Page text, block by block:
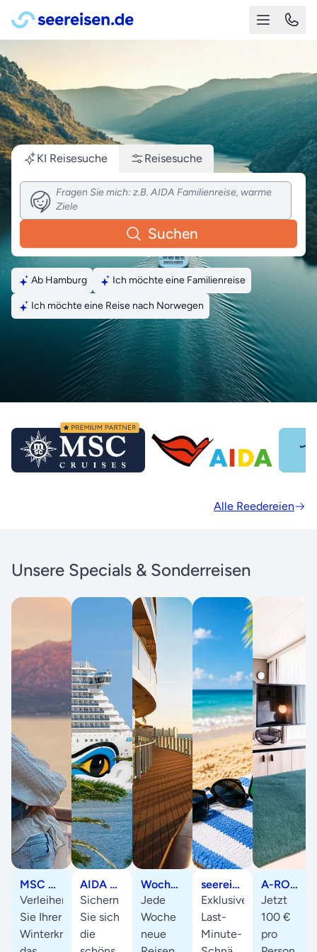
KI Reisesuche Reisesuche
Suchen
Ab Hamburg Ich möchte eine Familienreise
Ich möchte eine Reise nach Norwegen
Alle Reedereien
Unsere Specials & Sonderreisen
MSC Upgrade Special
Verleihen
Sie Ihrer
Winterkreuzfahrt
AIDA Sonne statt Winter
Sichern
Sie sich
die
Wochenangebote
Jede
Woche
neue
seereisen.de WhatsApp Kanal
Exklusive
Last-
Minute-
A-ROSA Suiten Special
Jetzt
100 €
pro